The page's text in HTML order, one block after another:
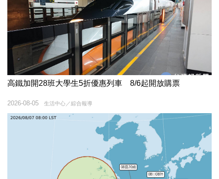
高鐵加開28班大學生5折優惠列車 8/6起開放購票
生活中心／綜合報導
2026-08-05